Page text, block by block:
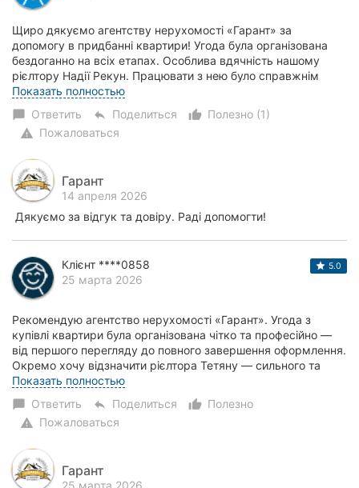
Щиро дякуємо агентству нерухомості «Гарант» за
допомогу в придбанні квартири! Угода була організована
бездоганно на всіх етапах. Особлива вдячність нашому
рієлтору Надії Рекун. Працювати з нею було справжнім
задоволенням. Наша родина ВПО оформлювала...
Показать полностью
chat_bubble Ответить reply Поделиться thumb_up_alt
Полезно (1)
warning Пожаловаться
Гарант
14 апреля 2026
Дякуємо за відгук та довіру. Раді допомогти!
Клієнт ****0858
25 марта 2026
5.0
Рекомендую агентство нерухомості «Гарант». Угода з
купівлі квартири була організована чітко та професійно —
від першого перегляду до повного завершення оформлення.
Окремо хочу відзначити рієлтора Тетяну — сильного та
надійного фахівця. Вона супровод...
Показать полностью
chat_bubble Ответить reply Поделиться thumb_up_alt
Полезно
warning Пожаловаться
Гарант